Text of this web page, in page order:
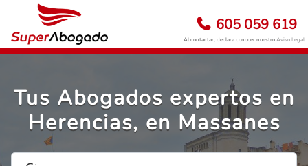
605 059 619
Al contactar, declara conocer nuestroAviso Legal
Tus Abogados expertos en
Herencias, en Massanes